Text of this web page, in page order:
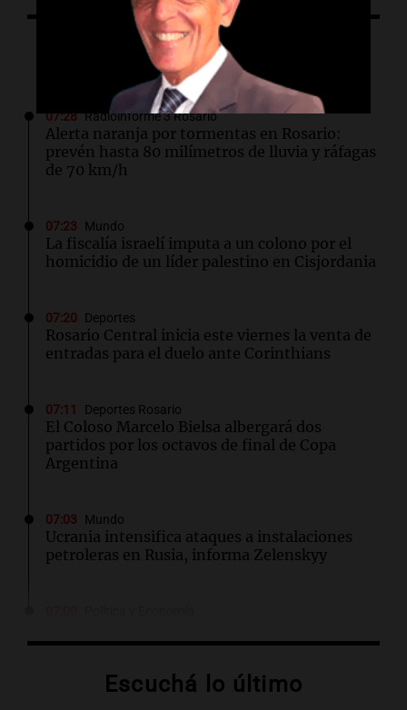
Lo último
07:28 Radioinforme 3 Rosario
Alerta naranja por tormentas en Rosario:
prevén hasta 80 milímetros de lluvia y ráfagas
de 70 km/h
07:23 Mundo
La fiscalía israelí imputa a un colono por el
homicidio de un líder palestino en Cisjordania
07:20 Deportes
Rosario Central inicia este viernes la venta de
entradas para el duelo ante Corinthians
07:11 Deportes Rosario
El Coloso Marcelo Bielsa albergará dos
partidos por los octavos de final de Copa
Argentina
07:03 Mundo
Ucrania intensifica ataques a instalaciones
petroleras en Rusia, informa Zelenskyy
jueves 6 de agosto
Escuchá lo último